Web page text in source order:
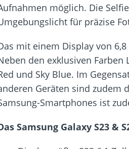
möglich. Die
für präzise
mit einem Display von
den exklusiven
und Sky Blue. Im
Geräten sind zudem
Smartphones ist
Samsung Galaxy S23 &